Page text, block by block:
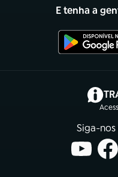
E tenha a
Siga-nos